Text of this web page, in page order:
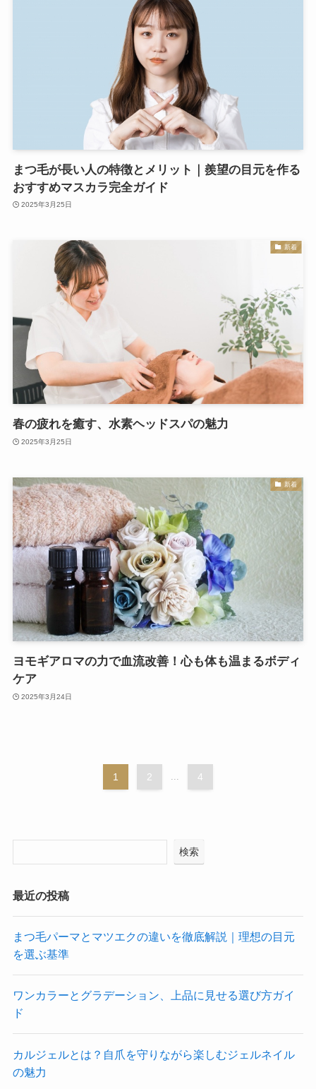
まつ毛が長い人の特徴とメリット｜羨望の目元を作る
おすすめマスカラ完全ガイド
2025年3月25日
新着
春の疲れを癒す、水素ヘッドスパの魅力
2025年3月25日
新着
ヨモギアロマの力で血流改善！心も体も温まるボディ
ケア
2025年3月24日
1 2 ... 4
検索
最近の投稿
まつ毛パーマとマツエクの違いを徹底解説｜理想の目元
を選ぶ基準
ワンカラーとグラデーション、上品に見せる選び方ガイ
ド
カルジェルとは？自爪を守りながら楽しむジェルネイル
の魅力